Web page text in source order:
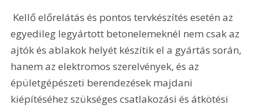
egyedileg legyártott betonelemeknél nem csak az
ajtók és ablakok helyét készítik el a gyártás során,
hanem az elektromos szerelvények, és az
épületgépészeti berendezések majdani
kiépítéséhez szükséges csatlakozási és átkötési